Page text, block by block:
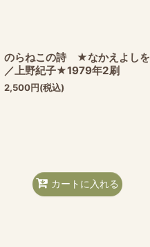
のらねこの詩 ★なかえよしを
／上野紀子★1979年2刷
2,500円(税込)
カートに入れる